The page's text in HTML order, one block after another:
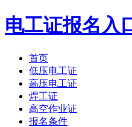
电工证报名入
首页
低压电工证
高压电工证
焊工证
高空作业证
报名条件